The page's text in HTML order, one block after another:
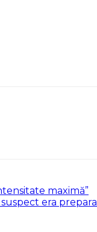
maximă”
era